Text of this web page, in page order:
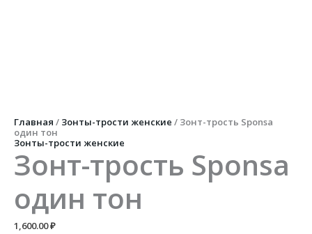
Главная / Зонты-трости женские / Зонт-трость Sponsa
один тон
Зонты-трости женские
Зонт-трость Sponsa
один тон
1,600.00₽